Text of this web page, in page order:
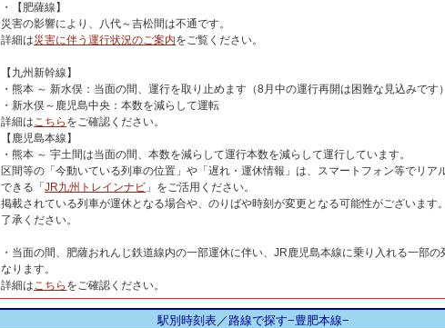
・【肥薩線】
災害の影響により、八代～吉松間は不通です。
詳細は災害に伴う運行状況のご案内をご覧ください。
【九州新幹線】
・熊本 ～ 新水俣：当面の間、運行を取り止めます（8月中の運行再開は困難な見込みです）
・新水俣～鹿児島中央：本数を減らして運転
詳細はこちら をご確認ください。
【鹿児島本線】
・熊本 ～ 宇土間は当面の間、本数を減らして運行本数を減らして運行しています。
区間等の「今動いている列車の位置」や「遅れ・運休情報」は、スマートフォン等でリア
できる「JR九州トレインナビ 」をご活用ください。
掲載されている列車が運休となる場合や、のりばや時刻が変更となる可能性がございます
了承ください。
・当面の間、肥薩おれんじ鉄道線内の一部運休に伴い、JR鹿児島本線に乗り入れる一部の
なります。
詳細はこちら をご確認ください。
駅別時刻表／路線で探す−豊肥本線−